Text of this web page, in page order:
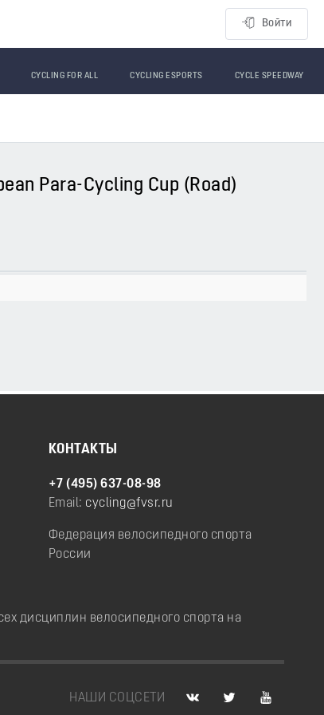
Войти
CYCLING FOR ALL CYCLING ESPORTS CYCLE SPEEDWAY
Para-Cycling Cup (Road)
КОНТАКТЫ
+7 (495) 637-08-98
Email: cycling@fvsr.ru
Федерация велосипедного спорта
России
дисциплин велосипедного спорта на
НАШИ СОЦСЕТИ